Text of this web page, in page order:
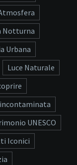
Notturna
Urbana
Luce Naturale
UNESCO
Iconici